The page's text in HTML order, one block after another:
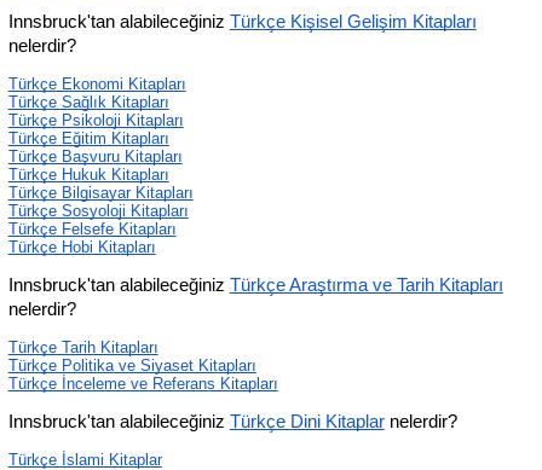
Innsbruck'tan alabileceğiniz Türkçe Kişisel Gelişim Kitapları
nelerdir?
Türkçe Ekonomi Kitapları
Türkçe Sağlık Kitapları
Türkçe Psikoloji Kitapları
Türkçe Eğitim Kitapları
Türkçe Başvuru Kitapları
Türkçe Hukuk Kitapları
Türkçe Bilgisayar Kitapları
Türkçe Sosyoloji Kitapları
Türkçe Felsefe Kitapları
Türkçe Hobi Kitapları
Innsbruck'tan alabileceğiniz Türkçe Araştırma ve Tarih Kitapları
nelerdir?
Türkçe Tarih Kitapları
Türkçe Politika ve Siyaset Kitapları
Türkçe İnceleme ve Referans Kitapları
Innsbruck'tan alabileceğiniz Türkçe Dini Kitaplar nelerdir?
Türkçe İslami Kitaplar